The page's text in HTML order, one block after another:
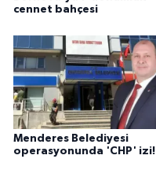
cennet bahçesi
Menderes Belediyesi
operasyonunda 'CHP' izi!